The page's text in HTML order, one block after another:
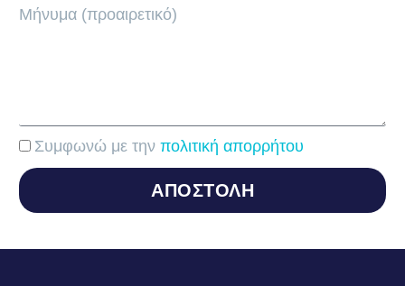
Μήνυμα (προαιρετικό)
Συμφωνώ με την πολιτική απορρήτου
ΑΠΟΣΤΟΛΗ